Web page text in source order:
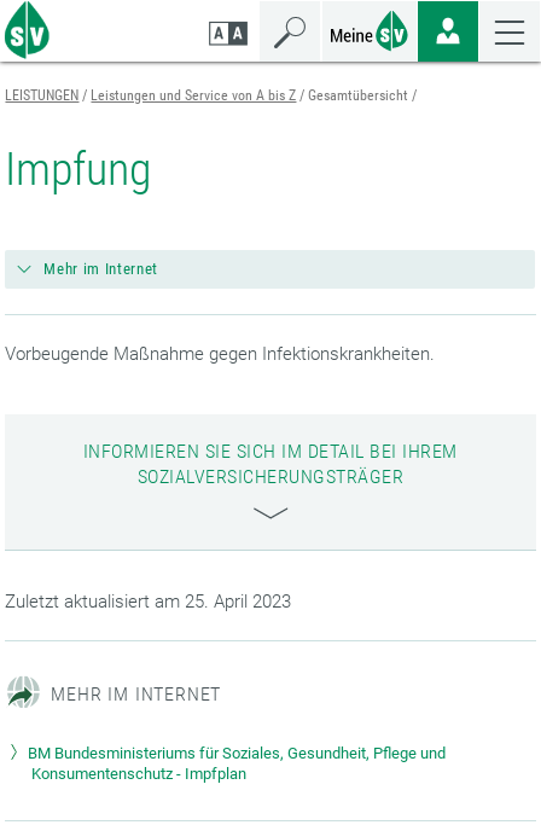
Zum
Seiteninhalt
springen
Zur
Navigation
springen
Zur
Mobilen
Navigation
springen
LEISTUNGEN Leistungen und Service von A bis Z Gesamtübersicht
Impfung
Mehr im Internet
Vorbeugende Maßnahme gegen Infektionskrankheiten.
INFORMIEREN SIE SICH IM DETAIL BEI IHREM
SOZIALVERSICHERUNGSTRÄGER
Zuletzt aktualisiert am 25. April 2023
MEHR IM INTERNET
BM Bundesministeriums für Soziales, Gesundheit, Pflege und
Konsumentenschutz - Impfplan